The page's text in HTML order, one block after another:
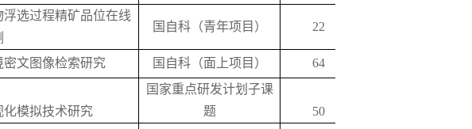
选过程精矿品位在线
国自科（青年项目） 22
文图像检索研究 国自科（面上项目） 64
化模拟技术研究
国家重点研发计划子课
题
50